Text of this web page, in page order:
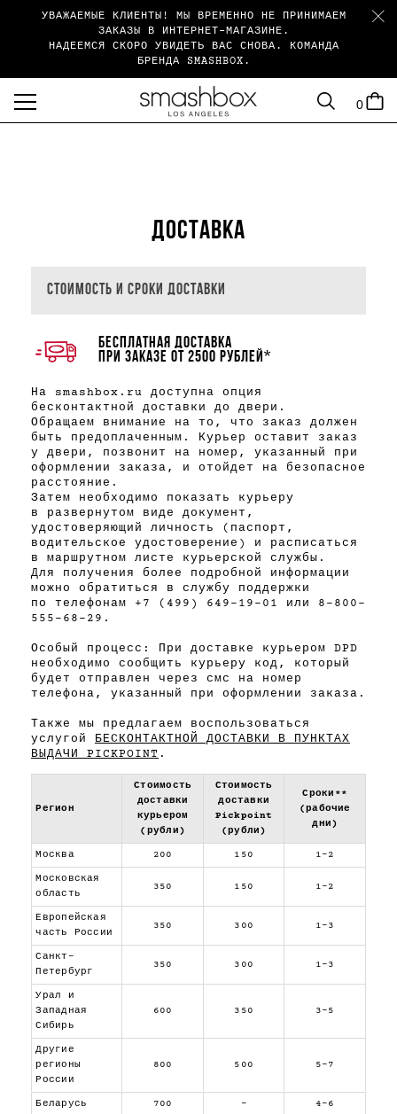
УВАЖАЕМЫЕ КЛИЕНТЫ! МЫ ВРЕМЕННО НЕ ПРИНИМАЕМ
ЗАКАЗЫ В ИНТЕРНЕТ-МАГАЗИНЕ.
НАДЕЕМСЯ СКОРО УВИДЕТЬ ВАС СНОВА. КОМАНДА
БРЕНДА SMASHBOX.
menu
SEARCH CART
0
ДОСТАВКА
СТОИМОСТЬ И СРОКИ ДОСТАВКИ
БЕСПЛАТНАЯ ДОСТАВКА
ПРИ ЗАКАЗЕ ОТ 2500 РУБЛЕЙ*
На smashbox.ru доступна опция
бесконтактной доставки до двери.
Обращаем внимание на то, что заказ должен
быть предоплаченным. Курьер оставит заказ
у двери, позвонит на номер, указанный при
оформлении заказа, и отойдет на безопасное
расстояние.
Затем необходимо показать курьеру
в развернутом виде документ,
удостоверяющий личность (паспорт,
водительское удостоверение) и расписаться
в маршрутном листе курьерской службы.
Для получения более подробной информации
можно обратиться в службу поддержки
по телефонам +7 (499) 649-19-01 или 8-800-
555-68-29.
Особый процесс: При доставке курьером DPD
необходимо сообщить курьеру код, который
будет отправлен через смс на номер
телефона, указанный при оформлении заказа.
Также мы предлагаем воспользоваться
услугой БЕСКОНТАКТНОЙ ДОСТАВКИ В ПУНКТАХ
ВЫДАЧИ PICKPOINT .
Регион
Стоимость
доставки
курьером
(рубли)
Стоимость
доставки
Pickpoint
(рубли)
Сроки**
(рабочие
дни)
Москва 200 150 1-2
Московская
область
350 150 1-2
Европейская
часть России
350 300 1-3
Санкт-
Петербург
350 300 1-3
Урал и
Западная
Сибирь
600 350 3-5
Другие
регионы
России
800 500 5-7
Беларусь 700 - 4-6